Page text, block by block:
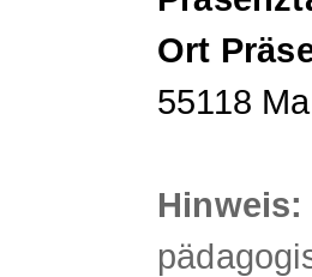
Ort
55118
Hinweis: